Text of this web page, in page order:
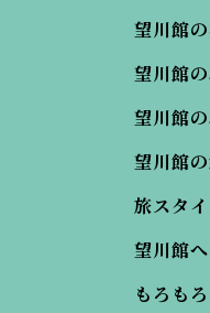
望川館
望川館
望川館
望川館
旅スタ
望川館
もろも